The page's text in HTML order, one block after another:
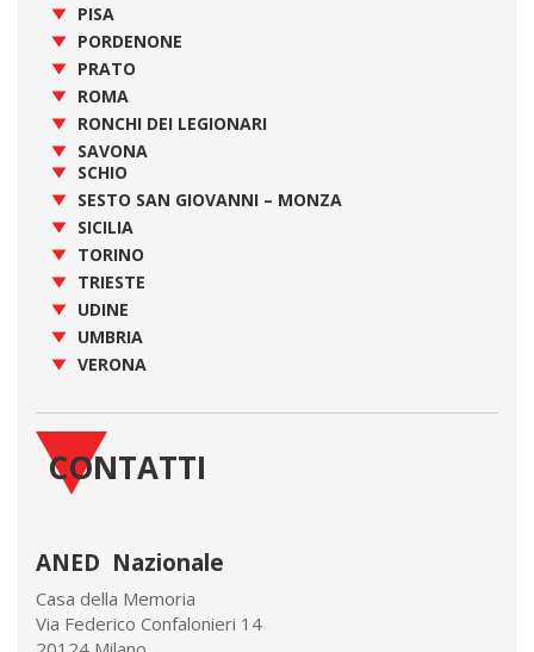
PISA
PORDENONE
PRATO
ROMA
RONCHI DEI LEGIONARI
SAVONA
SCHIO
SESTO SAN GIOVANNI – MONZA
SICILIA
TORINO
TRIESTE
UDINE
UMBRIA
VERONA
CONTATTI
ANED Nazionale
Casa della Memoria
Via Federico Confalonieri 14